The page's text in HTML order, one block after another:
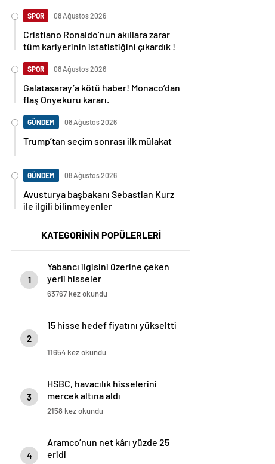
SPOR 08 Ağustos 2026
Cristiano Ronaldo’nun akıllara zarar
tüm kariyerinin istatistiğini çıkardık !
SPOR 08 Ağustos 2026
Galatasaray’a kötü haber! Monaco’dan
flaş Onyekuru kararı.
GÜNDEM 08 Ağustos 2026
Trump’tan seçim sonrası ilk mülakat
GÜNDEM 08 Ağustos 2026
Avusturya başbakanı Sebastian Kurz
ile ilgili bilinmeyenler
KATEGORİNİN POPÜLERLERİ
1
Yabancı ilgisini üzerine çeken
yerli hisseler
63767 kez okundu
2
15 hisse hedef fiyatını yükseltti
11654 kez okundu
3
HSBC, havacılık hisselerini
mercek altına aldı
2158 kez okundu
4
Aramco’nun net kârı yüzde 25
eridi